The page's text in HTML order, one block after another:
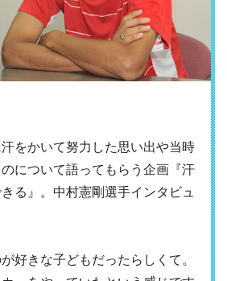
をかいて努力した思い出や当時
について語ってもらう企画『汗
る』。中村憲剛選手インタビュ
好きな子どもだったらしくて。